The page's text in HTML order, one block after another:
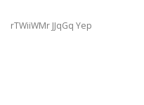
rTWiiWMr JJqGq Yep